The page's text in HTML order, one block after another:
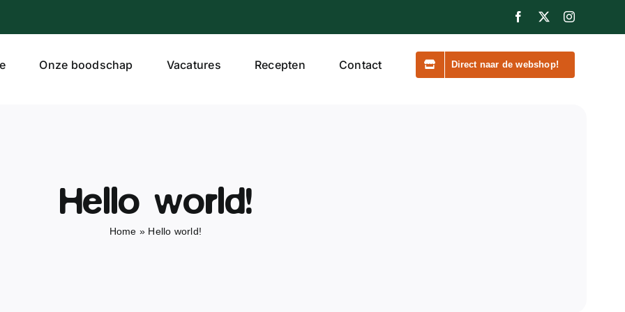
Facebook
X Instagram
Onze boodschap Vacatures Recepten Contact Direct naar de webshop!
Hello world!
Home » Hello world!